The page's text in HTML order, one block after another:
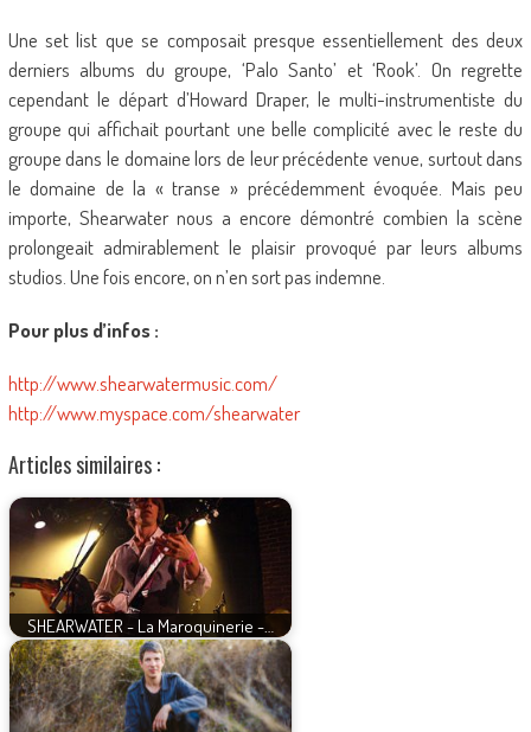
Une set list que se composait presque essentiellement des deux
derniers albums du groupe, ‘Palo Santo’ et ‘Rook’. On regrette
cependant le départ d’Howard Draper, le multi-instrumentiste du
groupe qui affichait pourtant une belle complicité avec le reste du
groupe dans le domaine lors de leur précédente venue, surtout dans
le domaine de la « transe » précédemment évoquée. Mais peu
importe, Shearwater nous a encore démontré combien la scène
prolongeait admirablement le plaisir provoqué par leurs albums
studios. Une fois encore, on n’en sort pas indemne.
Pour plus d’infos :
http://www.shearwatermusic.com/
http://www.myspace.com/shearwater
Articles similaires :
SHEARWATER - La Maroquinerie -…